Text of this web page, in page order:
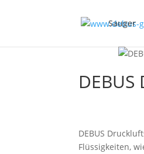
Sauger
DEBUS
Flüssigkeiten,